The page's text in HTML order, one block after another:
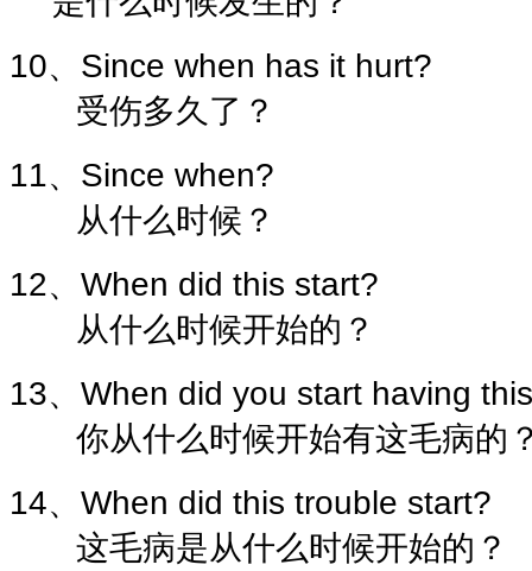
10、Since when has it hurt?
受伤多久了？
11、Since when?
从什么时候？
12、When did this start?
从什么时候开始的？
13、When did you start having
你从什么时候开始有这毛病的
14、When did this trouble start?
这毛病是从什么时候开始的？